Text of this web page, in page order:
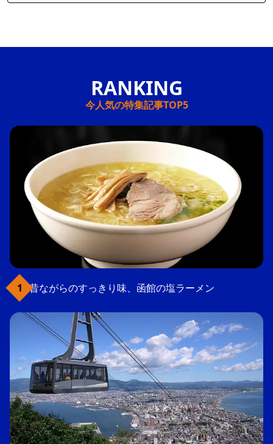
今人気の特集記事TOP5
昔ながらのすっきり味、函館の塩ラーメン